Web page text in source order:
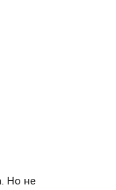
Но не